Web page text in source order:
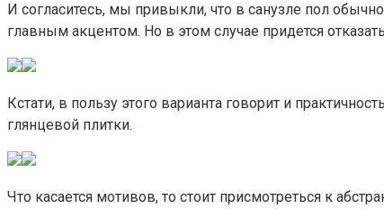
И согласитесь, мы привыкли, что в санузле пол
главным акцентом. Но в этом случае придется
Кстати, в пользу этого варианта говорит и
глянцевой плитки.
Что касается мотивов, то стоит присмотреться к